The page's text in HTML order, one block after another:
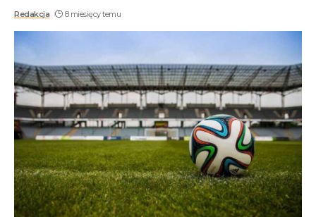
Redakcja 8 miesięcy temu